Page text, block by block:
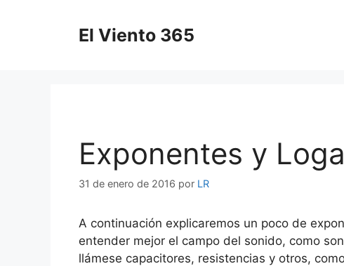
El Viento 365
Exponentes y
31 de enero de 2016 por LR
A continuación explicaremos un poco de
entender mejor el campo del sonido, como
llámese capacitores, resistencias y otros,